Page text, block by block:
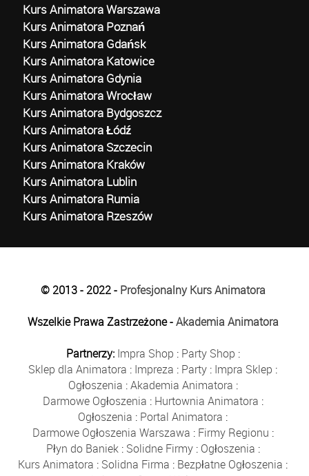
Kurs Animatora Warszawa
Kurs Animatora Poznań
Kurs Animatora Gdańsk
Kurs Animatora Katowice
Kurs Animatora Gdynia
Kurs Animatora Wrocław
Kurs Animatora Bydgoszcz
Kurs Animatora Łódź
Kurs Animatora Szczecin
Kurs Animatora Kraków
Kurs Animatora Lublin
Kurs Animatora Rumia
Kurs Animatora Rzeszów
© 2013 - 2022 - Profesjonalny Kurs Animatora
Wszelkie Prawa Zastrzeżone -Akademia Animatora
Partnerzy: Impra Shop : Party Shop :
Sklep dla Animatora : Impreza : Party : Impra Sklep :
Ogłoszenia :Akademia Animatora :
Darmowe Ogłoszenia : Hurtownia Animatora :
Ogłoszenia : Portal Animatora :
Darmowe Ogłoszenia Warszawa : Firmy Regionu :
Płyn do Baniek: Solidne Firmy: Ogłoszenia :
Kurs Animatora : Solidna Firma : Bezpłatne Ogłoszenia :